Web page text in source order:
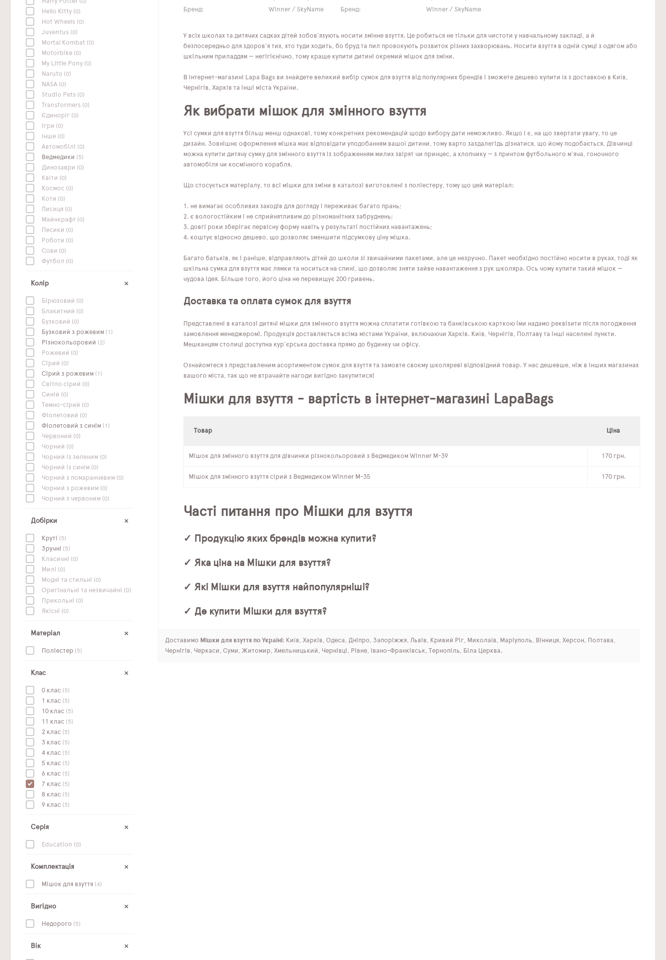
Hello Kitty (0)
Hot Wheels (0)
Juventus (0)
Mortal Kombat (0)
Motorbike (0)
My Little Pony (0)
Naruto (0)
NASA (0)
Studio Pets (0)
Transformers (0)
Єдиноріг (0)
Ігри (0)
Інше (0)
Автомобілі (0)
Ведмедики (5)
Динозаври (0)
Квіти (0)
Космос (0)
Коти (0)
Лисиця (0)
Майнкрафт (0)
Песики (0)
Роботи (0)
Сови (0)
Футбол (0)
Колір
Бірюзовий (0)
Блакитний (0)
Бузковий (0)
Бузковий з рожевим (1)
Різнокольоровий (2)
Рожевий (0)
Сірий (0)
Сірий з рожевим (1)
Світло сірий (0)
Синій (0)
Темно-сірий (0)
Фіолетовий (0)
Фіолетовий з синім (1)
Червоний (0)
Чорний (0)
Чорний із зеленим (0)
Чорний із синім (0)
Чорний з помаранчевим (0)
Чорний з рожевим (0)
Чорний з червоним (0)
Добірки
Круті (5)
Зручні (5)
Класичні (0)
Милі (0)
Модні та стильні (0)
Оригінальні та незвичайні (0)
Прикольні (0)
Якісні (0)
Матеріал
Поліестер (5)
Клас
0 клас (5)
1 клас (5)
10 клас (5)
11 клас (5)
2 клас (5)
3 клас (5)
4 клас (5)
5 клас (5)
6 клас (5)
7 клас (5)
8 клас (5)
9 клас (5)
Серія
Education (0)
Комплектація
Мішок для взуття (4)
Вигідно
Недорого (5)
Вік
Бренд:
Winner / SkyName
Бренд:
Winner / SkyName
У всіх школах та дитячих садках дітей зобов'язують носити змінне взуття. Це робиться не тільки для чистоти у навчальному закладі, а й
безпосередньо для здоров'я тих, хто туди ходить, бо бруд та пил провокують розвиток різних захворювань. Носити взуття в одній сумці з одягом або
шкільним приладдям — негігієнічно, тому краще купити дитині окремий мішок для зміни.
В інтернет-магазині Lapa Bags ви знайдете великий вибір сумок для взуття від популярних брендів і зможете дешево купити їх з доставкою в Київ,
Чернігів, Харків та інші міста України.
Як вибрати мішок для змінного взуття
Усі сумки для взуття більш менш однакові, тому конкретних рекомендацій щодо вибору дати неможливо. Якщо і є, на що звертати увагу, то це
дизайн. Зовнішнє оформлення мішка має відповідати уподобанням вашої дитини, тому варто заздалегідь дізнатися, що йому подобається. Дівчинці
можна купити дитячу сумку для змінного взуття із зображенням милих звірят чи принцес, а хлопчику — з принтом футбольного м'яча, гоночного
автомобіля чи космічного корабля.
Що стосується матеріалу, то всі мішки для зміни в каталозі виготовлені з поліестеру, тому що цей матеріал:
не вимагає особливих заходів для догляду і переживає багато прань;
є вологостійким і не сприйнятливим до різноманітних забруднень;
довгі роки зберігає первісну форму навіть у результаті постійних навантажень;
коштує відносно дешево, що дозволяє зменшити підсумкову ціну мішка.
Багато батьків, як і раніше, відправляють дітей до школи зі звичайними пакетами, але це незручно. Пакет необхідно постійно носити в руках, тоді як
шкільна сумка для взуття має лямки та носиться на спині, що дозволяє зняти зайве навантаження з рук школяра. Ось чому купити такий мішок —
чудова ідея. Більше того, його ціна не перевищує 200 гривень.
Доставка та оплата сумок для взуття
Представлені в каталозі дитячі мішки для змінного взуття можна сплатити готівкою та банківською карткою (ми надамо реквізити після погодження
замовлення менеджером). Продукція доставляється всіма містами України, включаючи Харків. Київ, Чернігів, Полтаву та інші населені пункти.
Мешканцям столиці доступна кур'єрська доставка прямо до будинку чи офісу.
Ознайомтеся з представленим асортиментом сумок для взуття та замовте своєму школяреві відповідний товар. У нас дешевше, ніж в інших магазинах
вашого міста, так що не втрачайте нагоди вигідно закупитися!
Мішки для взуття - вартість в інтернет-магазині LapaBags
Товар Ціна
Мішок для змінного взуття для дівчинки різнокольоровий з Ведмедиком Winner M-39 170 грн.
Мішок для змінного взуття сірий з Ведмедиком Winner M-35 170 грн.
Часті питання про Мішки для взуття
✓ Продукцію яких брендів можна купити?
✓ Яка ціна на Мішки для взуття?
✓ Які Мішки для взуття найпопулярніші?
✓ Де купити Мішки для взуття?
Доставимо Мішки для взуття по Україні : Київ, Харків, Одеса, Дніпро, Запоріжжя, Львів, Кривий Ріг, Миколаїв, Маріуполь, Вінниця, Херсон, Полтава,
Чернігів, Черкаси, Суми, Житомир, Хмельницький, Чернівці, Рівне, Івано-Франківськ, Тернопіль, Біла Церква.